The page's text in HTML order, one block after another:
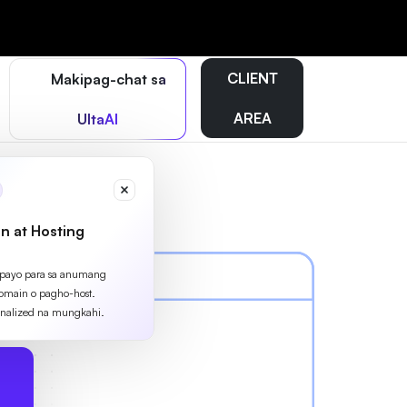
Makipag-chat sa
UltaAI
at Hosting
para sa anumang
o pagho-host.
na mungkahi.
CLIENT
AREA